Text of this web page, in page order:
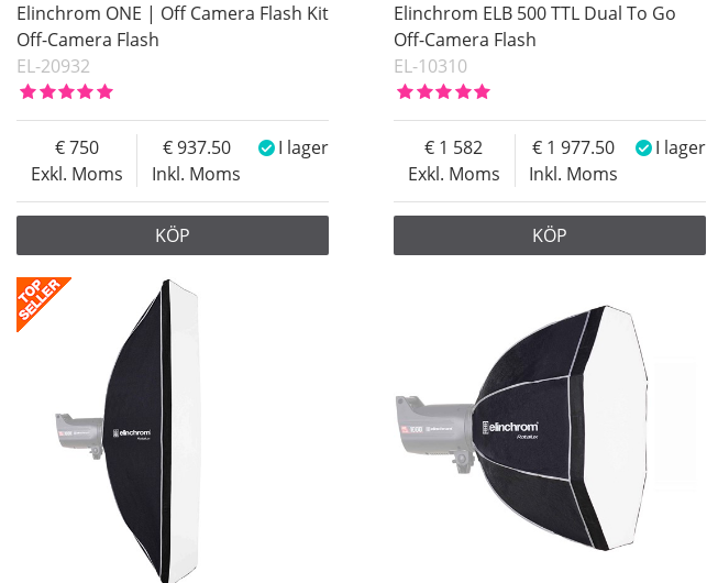
Elinchrom ONE | Off Camera Flash Kit
Off-Camera Flash
EL-20932
Exkl. Moms
750
Inkl. Moms
937.50 I lager
KÖP
Elinchrom ELB 500 TTL Dual To Go
Off-Camera Flash
EL-10310
Exkl. Moms
1 582
Inkl. Moms
1 977.50 I lager
KÖP